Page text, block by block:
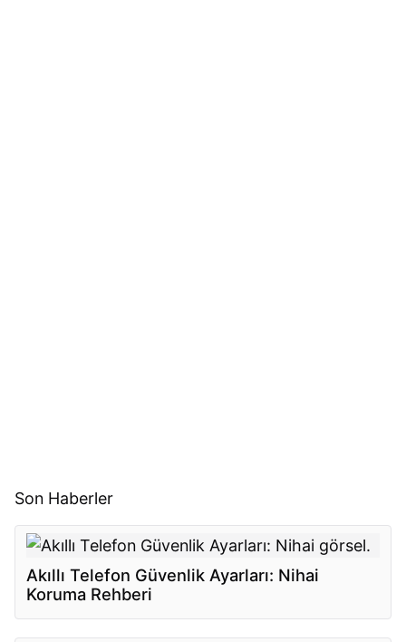
Son Haberler
Akıllı Telefon Güvenlik Ayarları: Nihai
Koruma Rehberi